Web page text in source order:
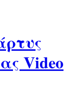
Video